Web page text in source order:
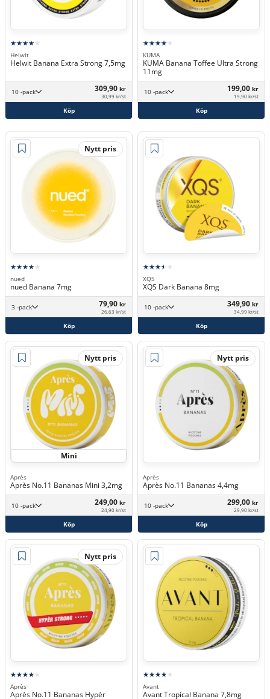
Helwit
Helwit Banana Extra Strong 7,5mg
10 -pack 309,90 kr
30,99 kr/st
Köp
KUMA
KUMA Banana Toffee Ultra Strong
11mg
10 -pack 199,00 kr
19,90 kr/st
Köp
Nytt pris
nued
nued Banana 7mg
3 -pack 79,90 kr
26,63 kr/st
Köp
XQS
XQS Dark Banana 8mg
10 -pack 349,90 kr
34,99 kr/st
Köp
Nytt pris
Mini
Après
Après No.11 Bananas Mini 3,2mg
10 -pack 249,00 kr
24,90 kr/st
Köp
Nytt pris
Après
Après No.11 Bananas 4,4mg
10 -pack 299,00 kr
29,90 kr/st
Köp
Nytt pris
Après
Après No.11 Bananas Hypèr
Avant
Avant Tropical Banana 7,8mg